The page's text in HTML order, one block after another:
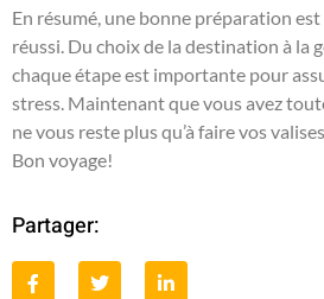
En résumé, une bonne préparation est
réussi. Du choix de la destination à la
chaque étape est importante pour
stress. Maintenant que vous avez
ne vous reste plus qu’à faire vos
Bon voyage!
Partager: